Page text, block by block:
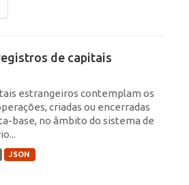
de capitais
estrangeiros contemplam os
criadas ou encerradas
base, no âmbito do sistema de
JSON